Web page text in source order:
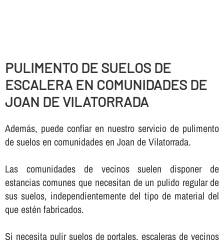
PULIMENTO DE SUELOS DE
ESCALERA EN COMUNIDADES DE
JOAN DE VILATORRADA
Además, puede confiar en nuestro servicio de pulimento
de suelos en comunidades en Joan de Vilatorrada.
Las comunidades de vecinos suelen disponer de
estancias comunes que necesitan de un pulido regular de
sus suelos, independientemente del tipo de material del
que estén fabricados.
Si necesita pulir suelos de portales, escaleras de vecinos